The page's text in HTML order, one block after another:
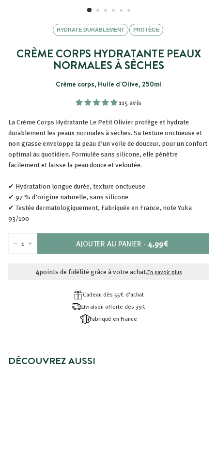
HYDRATE DURABLEMENT PROTÈGE
CRÈME CORPS HYDRATANTE PEAUX
NORMALES À SÈCHES
Crème corps, Huile d'Olive, 250ml
115 avis
La Crème Corps Hydratante Le Petit Olivier protège et hydrate
durablement les peaux normales à sèches. Sa texture onctueuse et
non grasse enveloppe la peau d’un voile de douceur, pour un confort
optimal au quotidien. Formulée sans silicone, elle pénètre
facilement et laisse la peau douce et veloutée.
✔ Hydratation longue durée, texture onctueuse
✔ 97 % d’origine naturelle, sans silicone
✔ Testée dermatologiquement, Fabriquée en France, note Yuka
93/100
+ AJOUTER AU PANIER - PRIX
4,99€
4,99€
4points de fidélité grâce à votre achat.En savoir plus
Cadeau dès 55€ d'achat
Livraison offerte dès 39€
Fabriqué en France
DÉCOUVREZ AUSSI